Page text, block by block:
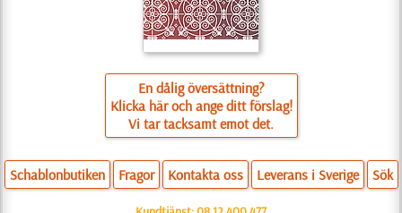
En dålig översättning?
Klicka här och ange ditt förslag!
Vi tar tacksamt emot det.
Schablonbutiken Fragor Kontakta oss Leverans i Sverige Sök